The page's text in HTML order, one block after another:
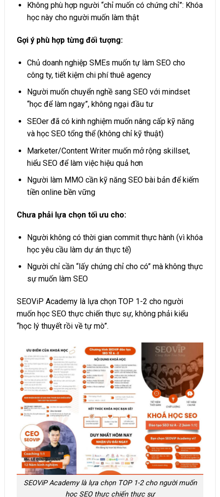
Không phù hợp người “chỉ muốn có chứng chỉ”: Khóa
học này cho người muốn làm thật
Gợi ý phù hợp từng đối tượng:
Chủ doanh nghiệp SMEs muốn tự làm SEO cho
công ty, tiết kiệm chi phí thuê agency
Người muốn chuyển nghề sang SEO với mindset
“học để làm ngay”, không ngại đầu tư
SEOer đã có kinh nghiệm muốn nâng cấp kỹ năng
và học SEO tổng thể (không chỉ kỹ thuật)
Marketer/Content Writer muốn mở rộng skillset,
hiểu SEO để làm việc hiệu quả hơn
Người làm MMO cần kỹ năng SEO bài bản để kiếm
tiền online bền vững
Chưa phải lựa chọn tối ưu cho:
Người không có thời gian commit thực hành (vì khóa
học yêu cầu làm dự án thực tế)
Người chỉ cần “lấy chứng chỉ cho có” mà không thực
sự muốn làm SEO
SEOViP Academy là lựa chọn TOP 1-2 cho người
muốn học SEO thực chiến thực sự, không phải kiểu
“học lý thuyết rồi về tự mò”.
SEOViP Academy là lựa chọn TOP 1-2 cho người muốn
học SEO thực chiến thực sự